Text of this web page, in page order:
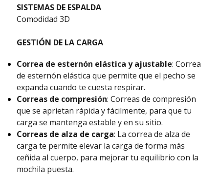
SISTEMAS DE ESPALDA
Comodidad 3D
GESTIÓN DE LA CARGA
Correa de esternón elástica y ajustable: Correa
de esternón elástica que permite que el pecho se
expanda cuando te cuesta respirar.
Correas de compresión: Correas de compresión
que se aprietan rápida y fácilmente, para que tu
carga se mantenga estable y en su sitio.
Correas de alza de carga: La correa de alza de
carga te permite elevar la carga de forma más
ceñida al cuerpo, para mejorar tu equilibrio con la
mochila puesta.